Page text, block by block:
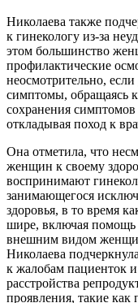
Николаева также
к гинекологу из-за
этом большинство
профилактические
неосмотрительно,
симптомы, обращаясь
сохранения
откладывая поход к
Она отметила, что
женщин к своему
воспринимают
занимающегося
здоровья, в то время
шире, включая помощь
внешним видом
Николаева
к жалобам пациенток
расстройства
проявления, такие